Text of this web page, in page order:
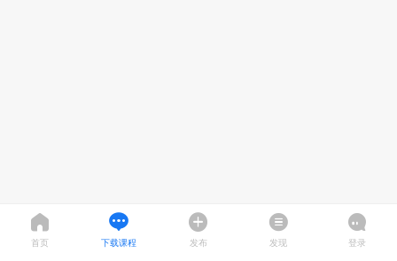
首页 下载课程 发布 发现 登录